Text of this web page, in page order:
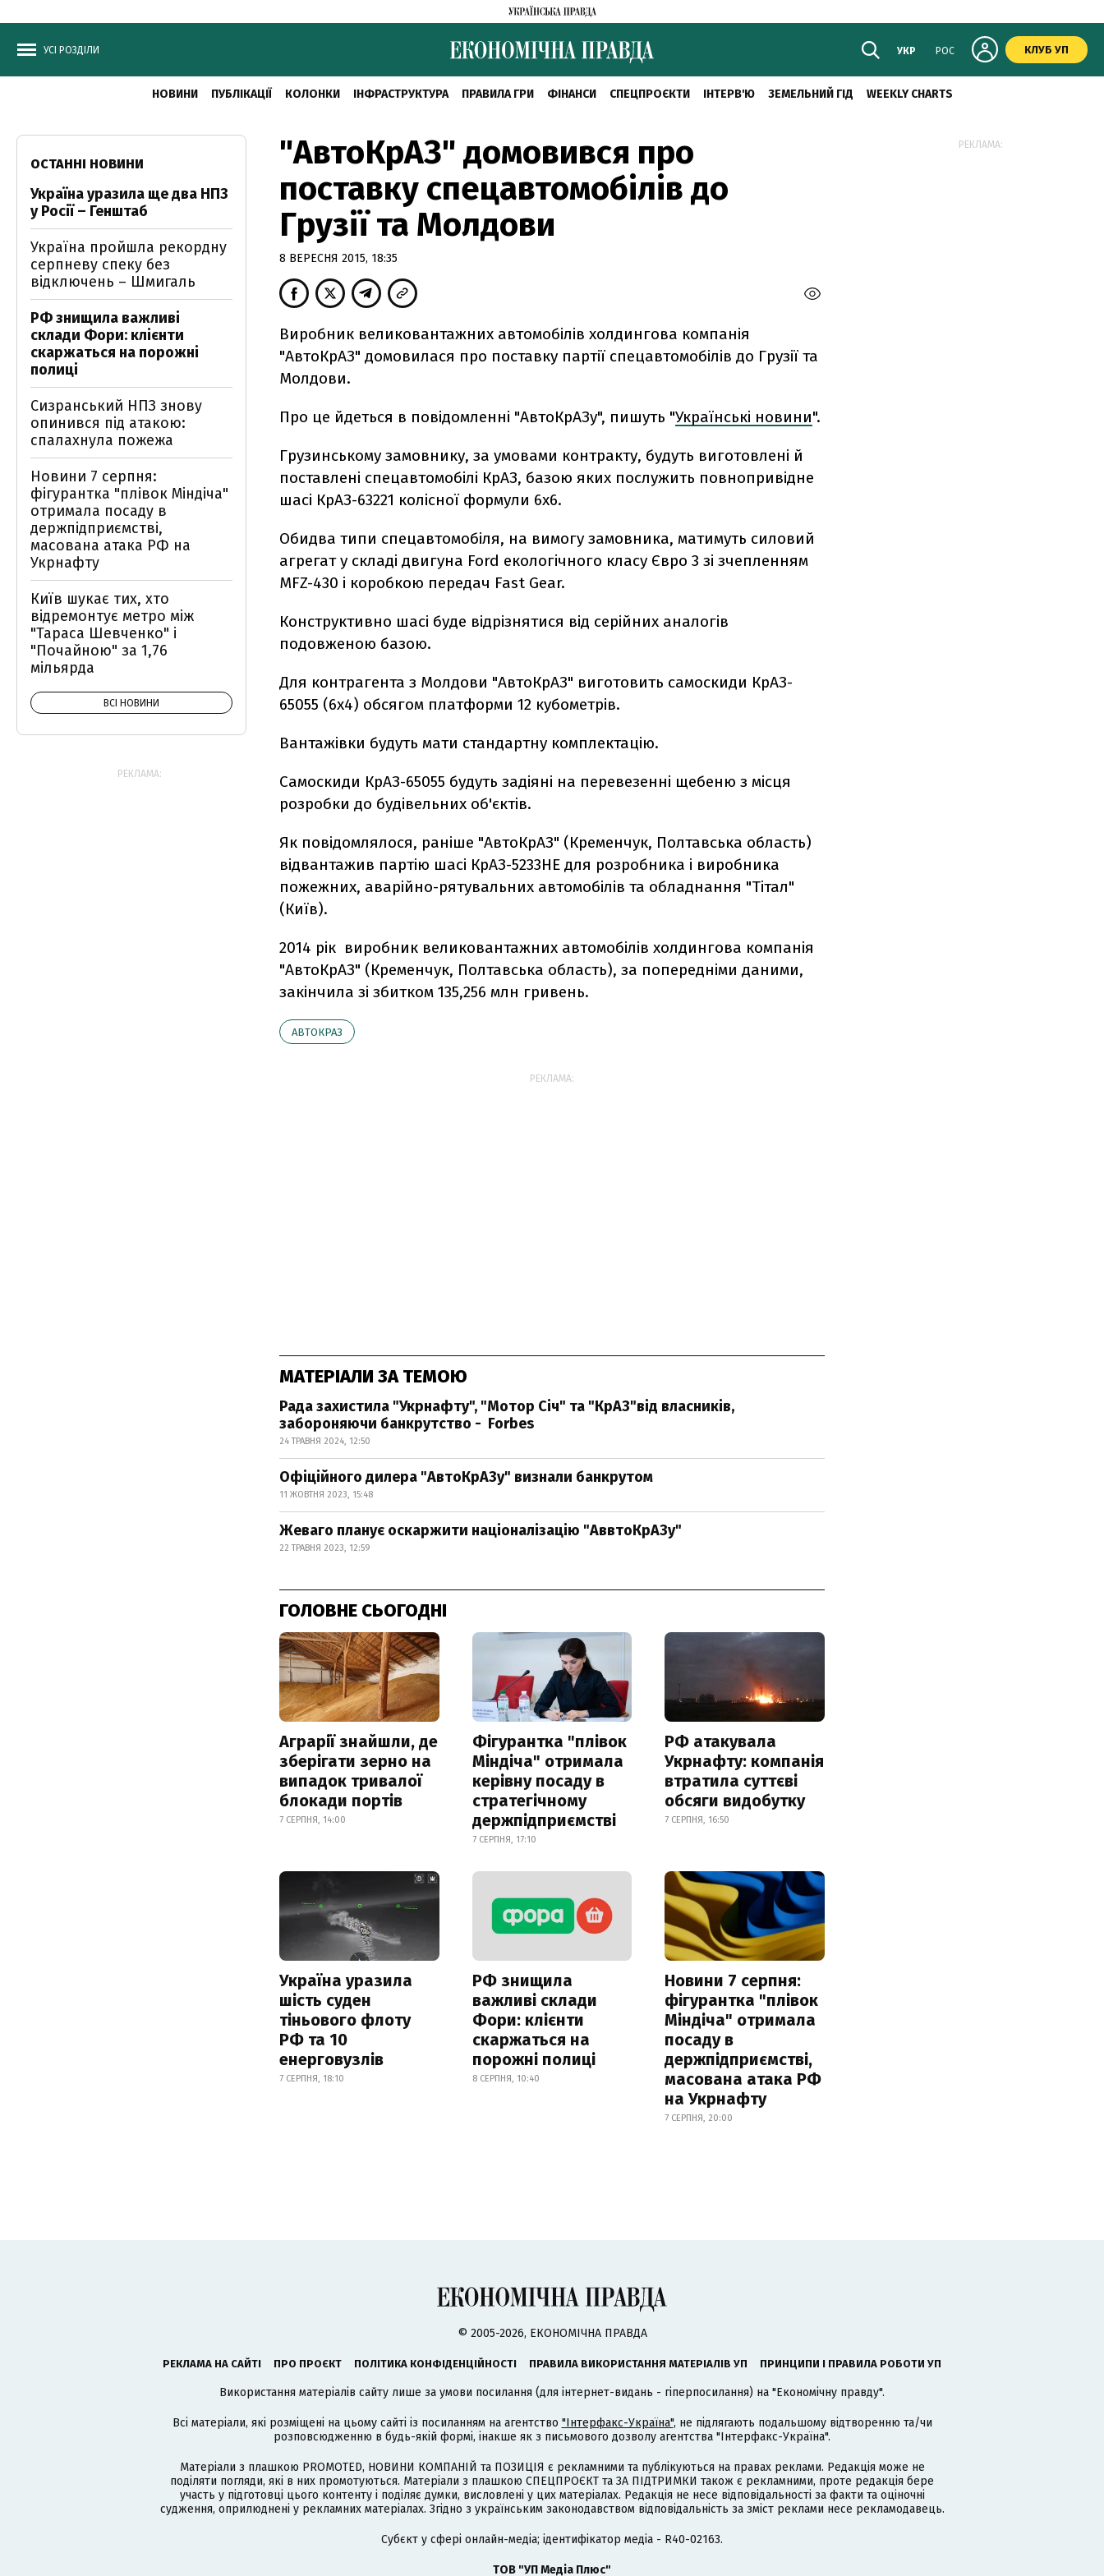
УСІ РОЗДІЛИ УКР РОС КЛУБ УП
НОВИНИ ПУБЛІКАЦІЇ КОЛОНКИ ІНФРАСТРУКТУРА ПРАВИЛА ГРИ ФІНАНСИ СПЕЦПРОЄКТИ ІНТЕРВ'Ю ЗЕМЕЛЬНИЙ ГІД WEEKLY CHARTS
"АвтоКрАЗ" домовився про
поставку спецавтомобілів до
Грузії та Молдови
8 ВЕРЕСНЯ 2015, 18:35
Виробник великовантажних автомобілів холдингова компанія
"АвтоКрАЗ" домовилася про поставку партії спецавтомобілів до Грузії та
Молдови.
Про це йдеться в повідомленні "АвтоКрАЗу", пишуть "Українські новини".
Грузинському замовнику, за умовами контракту, будуть виготовлені й
поставлені спецавтомобілі КрАЗ, базою яких послужить повнопривідне
шасі КрАЗ-63221 колісної формули 6х6.
Обидва типи спецавтомобіля, на вимогу замовника, матимуть силовий
агрегат у складі двигуна Ford екологічного класу Євро 3 зі зчепленням
MFZ-430 і коробкою передач Fast Gear.
Конструктивно шасі буде відрізнятися від серійних аналогів
подовженою базою.
Для контрагента з Молдови "АвтоКрАЗ" виготовить самоскиди КрАЗ-
65055 (6х4) обсягом платформи 12 кубометрів.
Вантажівки будуть мати стандартну комплектацію.
Самоскиди КрАЗ-65055 будуть задіяні на перевезенні щебеню з місця
розробки до будівельних об'єктів.
Як повідомлялося, раніше "АвтоКрАЗ" (Кременчук, Полтавська область)
відвантажив партію шасі КрАЗ-5233НЕ для розробника і виробника
пожежних, аварійно-рятувальних автомобілів та обладнання "Тітал"
(Київ).
2014 рік виробник великовантажних автомобілів холдингова компанія
"АвтоКрАЗ" (Кременчук, Полтавська область), за попередніми даними,
закінчила зі збитком 135,256 млн гривень.
АВТОКРАЗ
РЕКЛАМА:
МАТЕРІАЛИ ЗА ТЕМОЮ
Рада захистила "Укрнафту", "Мотор Січ" та "КрАЗ"від власників,
забороняючи банкрутство - Forbes
24 ТРАВНЯ 2024, 12:50
Офіційного дилера "АвтоКрАЗу" визнали банкрутом
11 ЖОВТНЯ 2023, 15:48
Жеваго планує оскаржити націоналізацію "АввтоКрАЗу"
22 ТРАВНЯ 2023, 12:59
ГОЛОВНЕ СЬОГОДНІ
Аграрії знайшли, де
зберігати зерно на
випадок тривалої
блокади портів
7 СЕРПНЯ, 14:00
Фігурантка "плівок
Міндіча" отримала
керівну посаду в
стратегічному
держпідприємстві
7 СЕРПНЯ, 17:10
РФ атакувала
Укрнафту: компанія
втратила суттєві
обсяги видобутку
7 СЕРПНЯ, 16:50
Україна уразила
шість суден
тіньового флоту
РФ та 10
енерговузлів
7 СЕРПНЯ, 18:10
РФ знищила
важливі склади
Фори: клієнти
скаржаться на
порожні полиці
8 СЕРПНЯ, 10:40
Новини 7 серпня:
фігурантка "плівок
Міндіча" отримала
посаду в
держпідприємстві,
масована атака РФ
на Укрнафту
7 СЕРПНЯ, 20:00
ОСТАННІ НОВИНИ
Україна уразила ще два НПЗ
у Росії – Генштаб
Україна пройшла рекордну
серпневу спеку без
відключень – Шмигаль
РФ знищила важливі
склади Фори: клієнти
скаржаться на порожні
полиці
Сизранський НПЗ знову
опинився під атакою:
спалахнула пожежа
Новини 7 серпня:
фігурантка "плівок Міндіча"
отримала посаду в
держпідприємстві,
масована атака РФ на
Укрнафту
Київ шукає тих, хто
відремонтує метро між
"Тараса Шевченко" і
"Почайною" за 1,76
мільярда
ВСІ НОВИНИ
РЕКЛАМА:
РЕКЛАМА:
© 2005-2026, ЕКОНОМІЧНА ПРАВДА
РЕКЛАМА НА САЙТІ ПРО ПРОЄКТ ПОЛІТИКА КОНФІДЕНЦІЙНОСТІ ПРАВИЛА ВИКОРИСТАННЯ МАТЕРІАЛІВ УП ПРИНЦИПИ І ПРАВИЛА РОБОТИ УП
Використання матеріалів сайту лише за умови посилання (для інтернет-видань - гіперпосилання) на "Економічну правду".
Всі матеріали, які розміщені на цьому сайті із посиланням на агентство "Інтерфакс-Україна", не підлягають подальшому відтворенню та/чи
розповсюдженню в будь-якій формі, інакше як з письмового дозволу агентства "Інтерфакс-Україна".
Матеріали з плашкою PROMOTED, НОВИНИ КОМПАНІЙ та ПОЗИЦІЯ є рекламними та публікуються на правах реклами. Редакція може не
поділяти погляди, які в них промотуються. Матеріали з плашкою СПЕЦПРОЄКТ та ЗА ПІДТРИМКИ також є рекламними, проте редакція бере
участь у підготовці цього контенту і поділяє думки, висловлені у цих матеріалах. Редакція не несе відповідальності за факти та оціночні
судження, оприлюднені у рекламних матеріалах. Згідно з українським законодавством відповідальність за зміст реклами несе рекламодавець.
Cубєкт у сфері онлайн-медіа; ідентифікатор медіа - R40-02163.
ТОВ "УП Медіа Плюс"